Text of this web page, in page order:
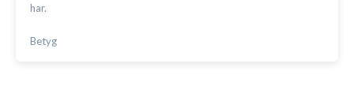
har.
Betyg